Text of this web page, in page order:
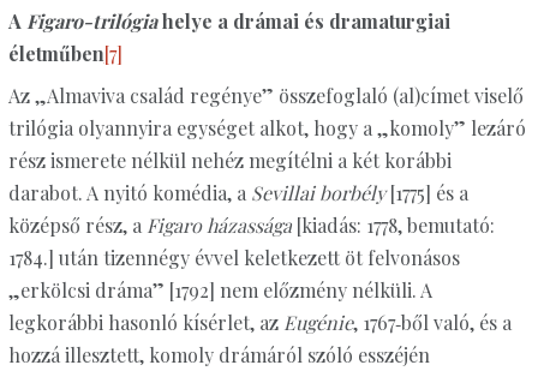
A Figaro-trilógiahelye a drámai és dramaturgiai
életműben[7]
Az „Almaviva család regénye” összefoglaló (al)címet viselő
trilógia olyannyira egységet alkot, hogy a „komoly” lezáró
rész ismerete nélkül nehéz megítélni a két korábbi
darabot. A nyitó komédia, a Sevillai borbély[1775] és a
középső rész, a Figaro házassága[kiadás: 1778, bemutató:
1784.] után tizennégy évvel keletkezett öt felvonásos
„erkölcsi dráma” [1792] nem előzmény nélküli. A
legkorábbi hasonló kísérlet, az Eugénie, 1767‑ből való, és a
hozzá illesztett, komoly drámáról szóló esszéjén